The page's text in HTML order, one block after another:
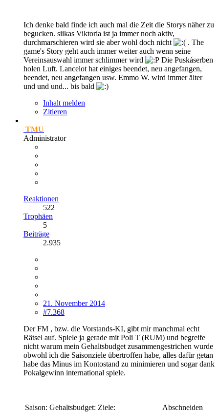
Ich denke bald finde ich auch mal die Zeit die Storys näher zu
begucken. siikas Viktoria ist ja immer noch aktiv,
durchmarschieren wird sie aber wohl doch nicht
. The
game's Story geht auch immer weiter auch wenn seine
Vereinsauswahl immer schlimmer wird
Die Puskáserben
holen Luft. Lancelot hat einiges beendet, neu angefangen,
beendet, neu angefangen usw. Emmo W. wird immer älter
und und und... bis bald
Inhalt melden
Zitieren
TMU
Administrator
Reaktionen
522
Trophäen
5
Beiträge
2.935
21. November 2014
#7.368
Der FM , bzw. die Vorstands-KI, gibt mir manchmal echt
Rätsel auf. Spiele ja gerade mit Poli T (RUM) und begreife
nicht warum mein Gehaltsbudget zusammengestrichen wurde
obwohl ich die Saisonziele übertroffen habe, alles dafür getan
habe das Minus im Kontostand zu minimieren und sogar dank
Pokalgewinn international spiele.
Saison: Gehaltsbudget: Ziele:
Abschneiden